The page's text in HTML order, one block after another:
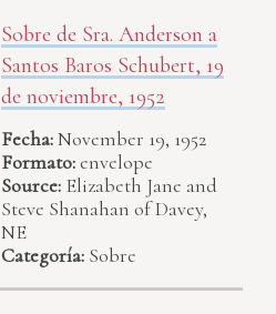
Sobre de Sra. Anderson a
Santos Baros Schubert, 19
de noviembre, 1952
Fecha:November 19, 1952
Formato:envelope
Source: Elizabeth Jane and
Steve Shanahan of Davey,
NE
Categoría: Sobre